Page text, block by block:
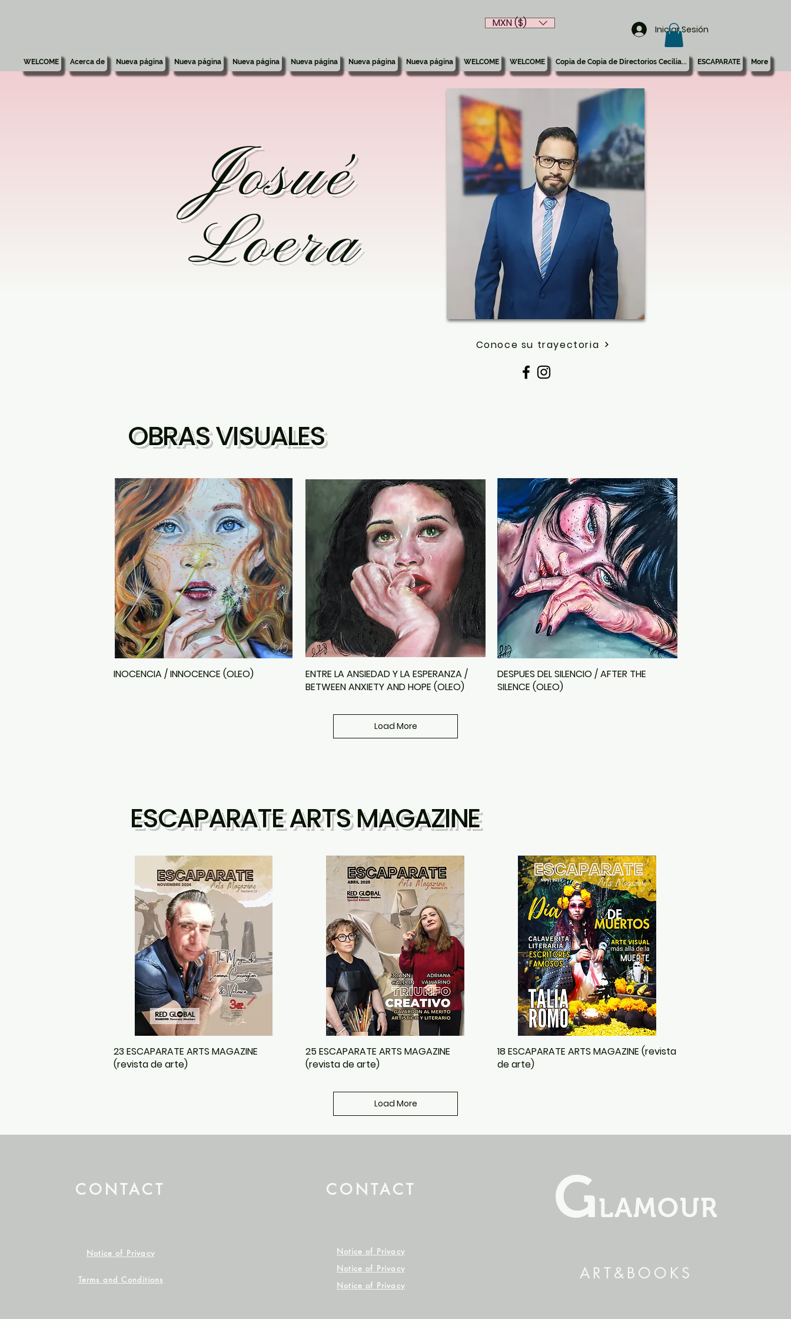
Iniciar Sesión
MXN ($)
WELCOME Acerca de Nueva página Nueva página Nueva página Nueva página Nueva página Nueva página WELCOME WELCOME Copia de Copia de Directorios Cecilia... ESCAPARATE More
Josué
Loera
Conoce su trayectoria
OBRAS VISUALES
INOCENCIA / INNOCENCE (OLEO)
ENTRE LA ANSIEDAD Y LA ESPERANZA /
BETWEEN ANXIETY AND HOPE (OLEO)
DESPUES DEL SILENCIO / AFTER THE
SILENCE (OLEO)
Load More
ESCAPARATE ARTS MAGAZINE
23 ESCAPARATE ARTS MAGAZINE
(revista de arte)
25 ESCAPARATE ARTS MAGAZINE
(revista de arte)
18 ESCAPARATE ARTS MAGAZINE (revista
de arte)
Load More
CONTACT
Notice of Privacy
Terms and Conditions
CONTACT
Notice of Privacy
Notice of Privacy
Notice of Privacy
GLAMOUR
ART&BOOKS